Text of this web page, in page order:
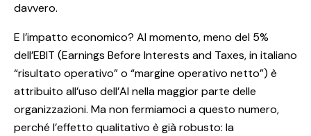
davvero.
E l’impatto economico? Al momento, meno del 5%
dell’EBIT (Earnings Before Interests and Taxes, in italiano
“risultato operativo” o “margine operativo netto”) è
attribuito all’uso dell’AI nella maggior parte delle
organizzazioni. Ma non fermiamoci a questo numero,
perché l’effetto qualitativo è già robusto: la